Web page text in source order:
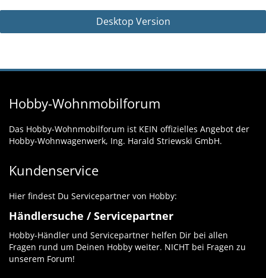
Desktop Version
Hobby-Wohnmobilforum
Das Hobby-Wohnmobilforum ist KEIN offizielles Angebot der
Hobby-Wohnwagenwerk, Ing. Harald Striewski GmbH.
Kundenservice
Hier findest Du Servicepartner von Hobby:
Händlersuche / Servicepartner
Hobby-Händler und Servicepartner helfen Dir bei allen
Fragen rund um Deinen Hobby weiter. NICHT bei Fragen zu
unserem Forum!